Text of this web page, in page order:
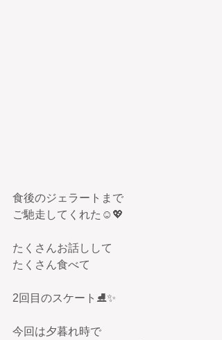
食後のジェラートまで
ご馳走してくれた☺️💖
たくさんお話しして
たくさん食べて
2回目のスケート⛸✨
今回は夕暮れ時で